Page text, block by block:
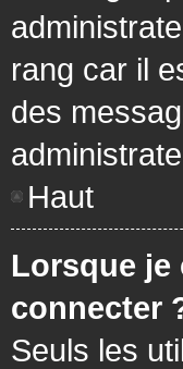
rang car il
des
Haut
Lorsque je
connecter
Seuls les